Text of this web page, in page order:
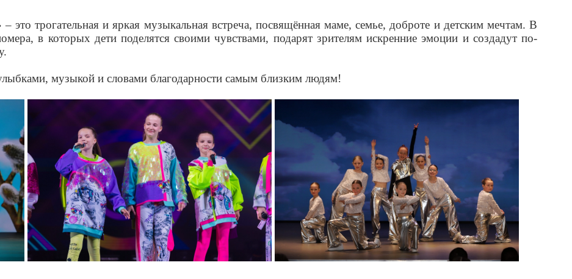
трогательная и яркая музыкальная встреча, посвящённая маме, семье, доброте и детским мечтам. В
в которых дети поделятся своими чувствами, подарят зрителям искренние эмоции и создадут по-
музыкой и словами благодарности самым близким людям!